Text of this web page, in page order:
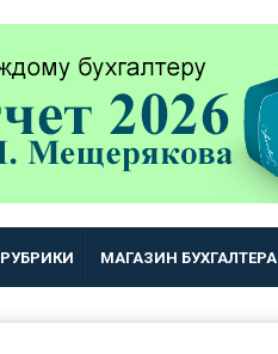
РУБРИКИ МАГАЗИН БУХГАЛТЕРА